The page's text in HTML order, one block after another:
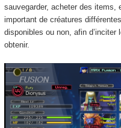
sauvegarder, acheter des items,
important de créatures
disponibles ou non, afin d’inciter
obtenir.